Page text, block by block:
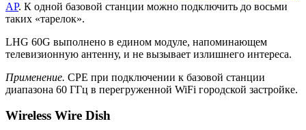
AP. К одной базовой станции можно подключить до восьми
таких «тарелок».
LHG 60G выполнено в едином модуле, напоминающем
телевизионную антенну, и не вызывает излишнего интереса.
Применение. CPE при подключении к базовой станции
диапазона 60 ГГц в перегруженной WiFi городской застройке.
Wireless Wire Dish